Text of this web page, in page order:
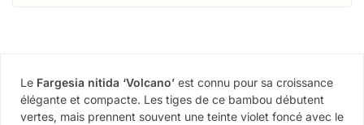
Le Fargesia nitida ‘Volcano’ est connu pour sa croissance
élégante et compacte. Les tiges de ce bambou débutent
vertes, mais prennent souvent une teinte violet foncé avec le